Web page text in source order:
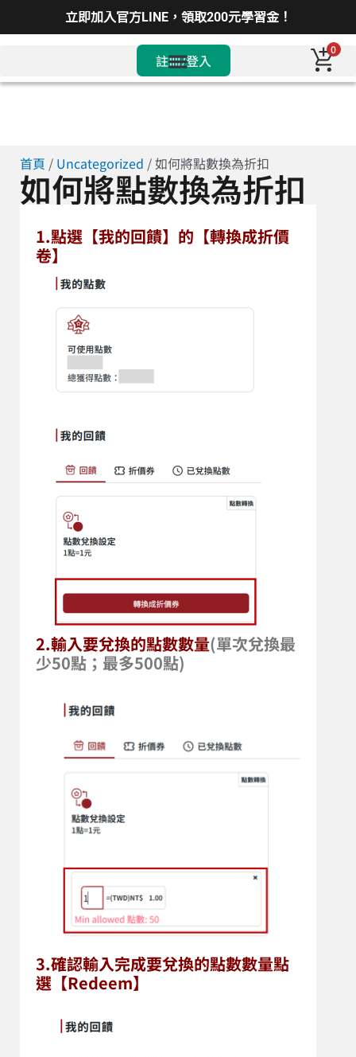
立即加入官方LINE，領取200元學習金！
註冊/登入
0
首頁 / Uncategorized / 如何將點數換為折扣
如何將點數換為折扣
1.點選【我的回饋】的【轉換成折價
卷】
2.輸入要兌換的點數數量(單次兌換最
少50點；最多500點)
3.確認輸入完成要兌換的點數數量點
選【Redeem】